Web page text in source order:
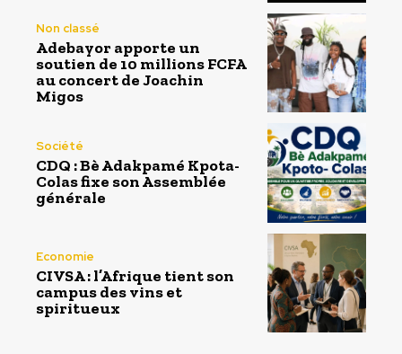
Non classé
Adebayor apporte un
soutien de 10 millions FCFA
au concert de Joachin
Migos
Société
CDQ : Bè Adakpamé Kpota-
Colas fixe son Assemblée
générale
Economie
CIVSA : l’Afrique tient son
campus des vins et
spiritueux